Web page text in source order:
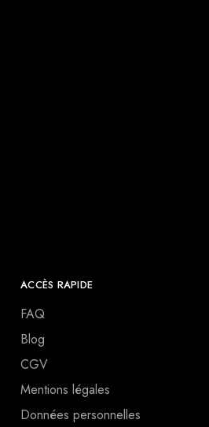
ACCÈS RAPIDE
FAQ
Blog
CGV
Mentions légales
Données personnelles